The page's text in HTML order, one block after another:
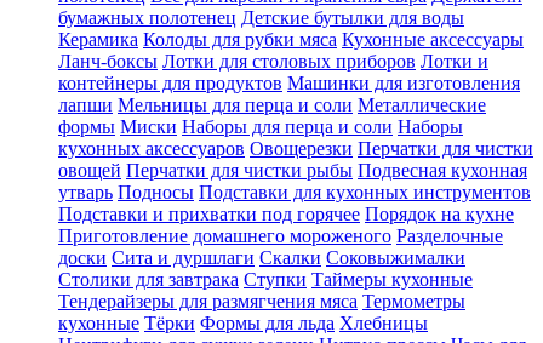
бумажных полотенец Детские бутылки для воды
Керамика Колоды для рубки мяса Кухонные аксессуары
Ланч-боксы Лотки для столовых приборов Лотки и
контейнеры для продуктов Машинки для изготовления
лапши Мельницы для перца и соли Металлические
формы Миски Наборы для перца и соли Наборы
кухонных аксессуаров Овощерезки Перчатки для чистки
овощей Перчатки для чистки рыбы Подвесная кухонная
утварь Подносы Подставки для кухонных инструментов
Подставки и прихватки под горячее Порядок на кухне
Приготовление домашнего мороженого Разделочные
доски Сита и дуршлаги Скалки Соковыжималки
Столики для завтрака Ступки Таймеры кухонные
Тендерайзеры для размягчения мяса Термометры
кухонные Тёрки Формы для льда Хлебницы